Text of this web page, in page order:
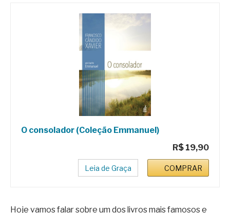
O consolador (Coleção Emmanuel)
R$ 19,90
Leia de Graça COMPRAR
Hoje vamos falar sobre um dos livros mais famosos e